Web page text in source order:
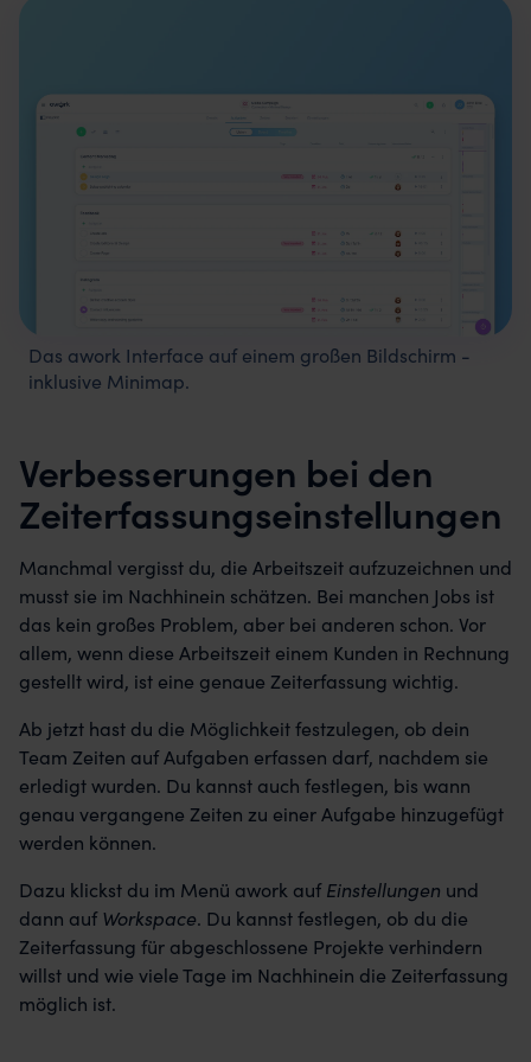
Das awork Interface auf einem großen Bildschirm -
inklusive Minimap.
Verbesserungen bei den
Zeiterfassungseinstellungen
Manchmal vergisst du, die Arbeitszeit aufzuzeichnen und
musst sie im Nachhinein schätzen. Bei manchen Jobs ist
das kein großes Problem, aber bei anderen schon. Vor
allem, wenn diese Arbeitszeit einem Kunden in Rechnung
gestellt wird, ist eine genaue Zeiterfassung wichtig.
Ab jetzt hast du die Möglichkeit festzulegen, ob dein
Team Zeiten auf Aufgaben erfassen darf, nachdem sie
erledigt wurden. Du kannst auch festlegen, bis wann
genau vergangene Zeiten zu einer Aufgabe hinzugefügt
werden können.
Dazu klickst du im Menü awork aufEinstellungen und
dann aufWorkspace. Du kannst festlegen, ob du die
Zeiterfassung für abgeschlossene Projekte verhindern
willst und wie viele Tage im Nachhinein die Zeiterfassung
möglich ist.